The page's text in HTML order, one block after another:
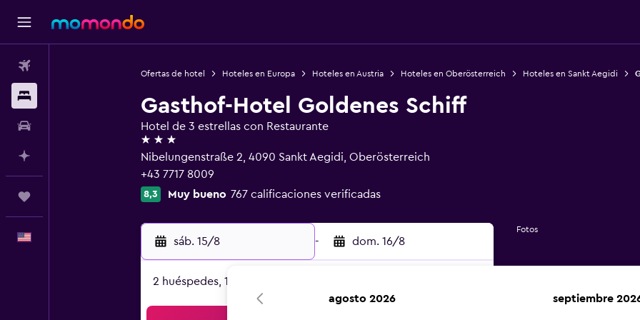
Ofertas de hotel Hoteles en Europa Hoteles en Austria Hoteles en Oberösterreich Hoteles en Sankt Aegidi
Gasthof-Hotel Goldenes Schiff
Hotel de 3 estrellas con Restaurante
3 estrellas
Nibelungenstraße 2, 4090 Sankt Aegidi, Oberösterreich
+43 7717 8009
8,3 Muy bueno 767 calificaciones verificadas
sáb. 15/8 - dom. 16/8
2 huéspedes, 1 habitación
Fotos
agosto 2026 septiembre